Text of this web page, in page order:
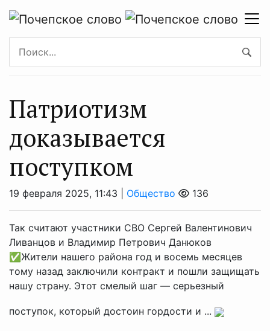
Патриотизм
доказывается
поступком
19 февраля 2025, 11:43 | Общество 136
Так считают участники СВО Сергей Валентинович
Ливанцов и Владимир Петрович Данюков
✅Жители нашего района год и восемь месяцев
тому назад заключили контракт и пошли защищать
нашу страну. Этот смелый шаг — серьезный
поступок, который достоин гордости и ...